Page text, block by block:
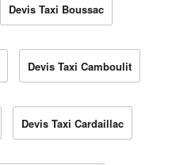
Devis Taxi Boussac
Devis Taxi Camboulit
Devis Taxi Cardaillac